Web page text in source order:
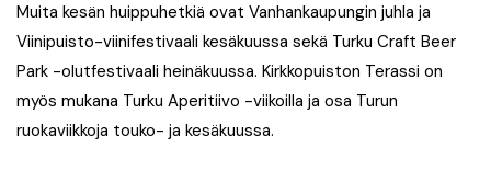
Muita kesän huippuhetkiä ovat Vanhankaupungin juhla ja
Viinipuisto-viinifestivaali kesäkuussa sekä Turku Craft Beer
Park -olutfestivaali heinäkuussa. Kirkkopuiston Terassi on
myös mukana Turku Aperitiivo -viikoilla ja osa Turun
ruokaviikkoja touko- ja kesäkuussa.